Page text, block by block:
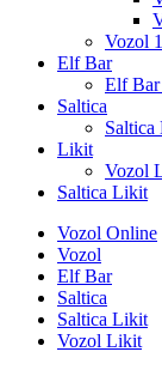
Vozol
Elf Bar
Elf
Saltica
Saltica
Likit
Vozol
Saltica Likit
Vozol Online
Vozol
Elf Bar
Saltica
Saltica Likit
Vozol Likit